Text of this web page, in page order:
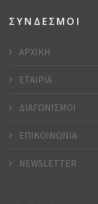
ΣΥΝΔΕΣΜΟΙ
ΑΡΧΙΚΗ
ΕΤΑΙΡΙΑ
ΔΙΑΓΩΝΙΣΜΟΙ
ΕΠΙΚΟΙΝΩΝΙΑ
NEWSLETTER